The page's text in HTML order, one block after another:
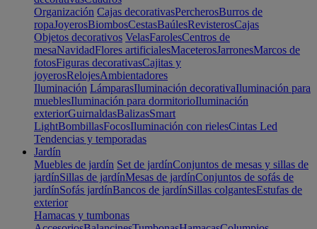
Organización Cajas decorativasPercherosBurros de
ropaJoyerosBiombosCestasBaúlesRevisterosCajas
Objetos decorativos VelasFarolesCentros de
mesaNavidadFlores artificialesMaceterosJarronesMarcos de
fotosFiguras decorativasCajitas y
joyerosRelojesAmbientadores
Iluminación LámparasIluminación decorativaIluminación para
mueblesIluminación para dormitorioIluminación
exteriorGuirnaldasBalizasSmart
LightBombillasFocosIluminación con rielesCintas Led
Tendencias y temporadas
Jardín
Muebles de jardín Set de jardínConjuntos de mesas y sillas de
jardínSillas de jardínMesas de jardínConjuntos de sofás de
jardínSofás jardínBancos de jardínSillas colgantesEstufas de
exterior
Hamacas y tumbonas